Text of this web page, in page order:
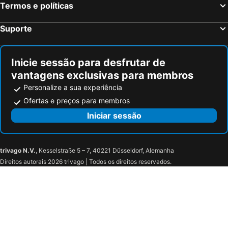
Termos e políticas
Suporte
Inicie sessão para desfrutar de
vantagens exclusivas para membros
Personalize a sua experiência
Ofertas e preços para membros
Iniciar sessão
trivago N.V., Kesselstraße 5 – 7, 40221 Düsseldorf, Alemanha
Direitos autorais 2026 trivago | Todos os direitos reservados.